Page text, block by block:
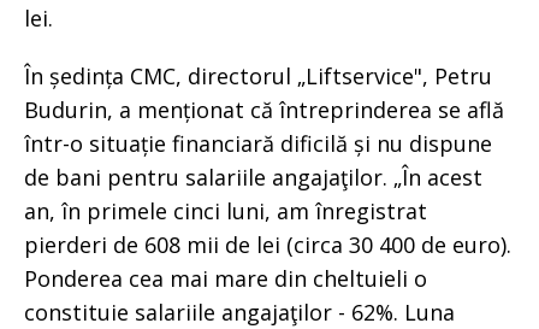
lei.
În ședința CMC, directorul „Liftservice", Petru
Budurin, a menționat că întreprinderea se află
într-o situație financiară dificilă și nu dispune
de bani pentru salariile angajaţilor. „În acest
an, în primele cinci luni, am înregistrat
pierderi de 608 mii de lei (circa 30 400 de euro).
Ponderea cea mai mare din cheltuieli o
constituie salariile angajaţilor - 62%. Luna